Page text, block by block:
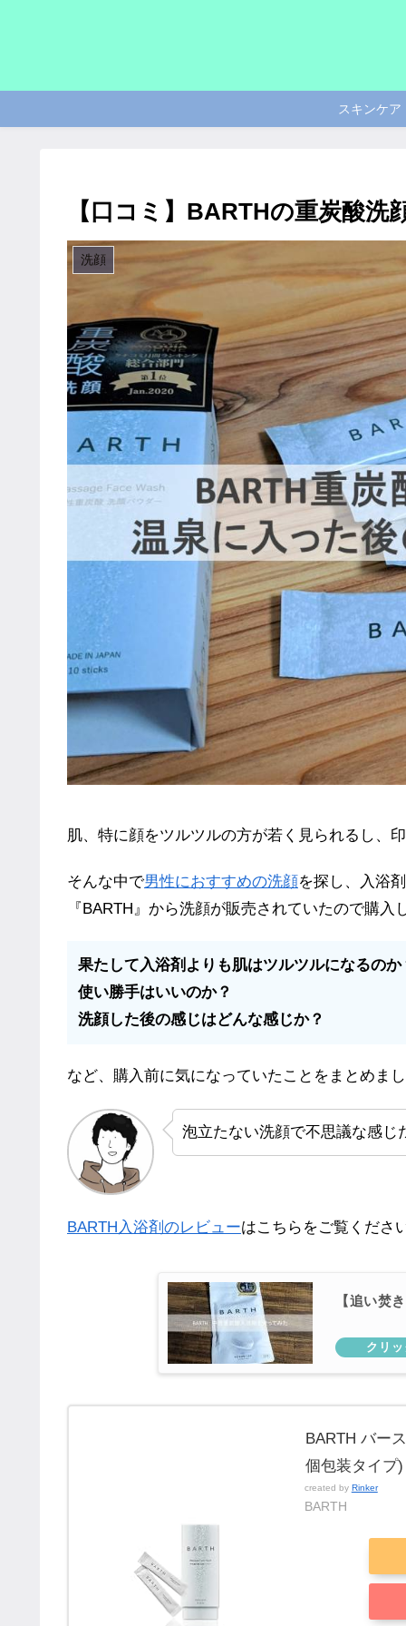
スキンケア
【口コミ】BARTHの重炭酸洗
洗顔
肌、特に顔をツルツルの方が若く見られるし、
そんな中で男性におすすめの洗顔を探し、入浴
『BARTH』から洗顔が販売されていたので購入
果たして入浴剤よりも肌はツルツルになるのか
使い勝手はいいのか？
洗顔した後の感じはどんな感じか？
など、購入前に気になっていたことをまとめま
泡立たない洗顔で不思議な感じ
BARTH入浴剤のレビューはこちらをご覧くださ
【追い焚
BARTH バー
個包装タイプ
created by Rinker
BARTH